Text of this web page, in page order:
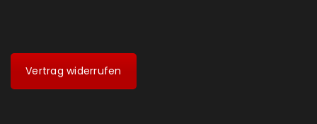
Vertrag widerrufen